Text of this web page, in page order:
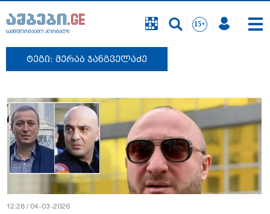
საინფორმაციო პორტალი
ტეგი: მერაბ ჯანგველაძე
12:28 / 04-03-2026